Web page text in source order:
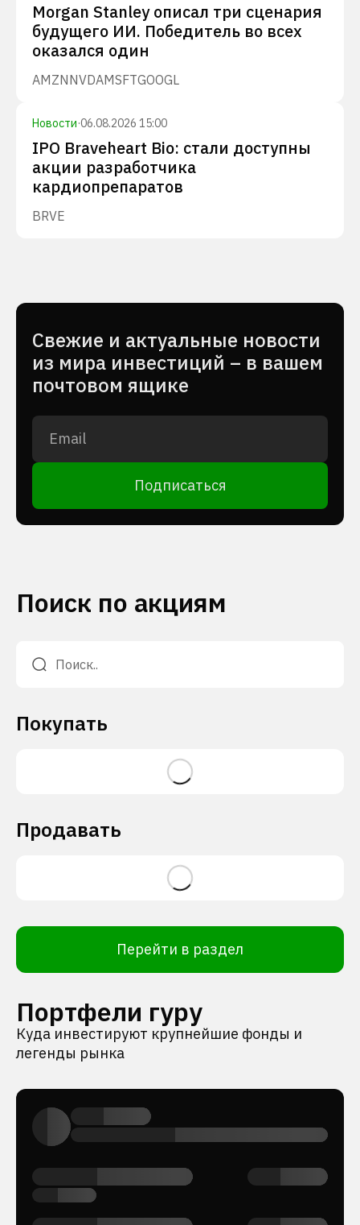
Morgan Stanley описал три сценария
будущего ИИ. Победитель во всех
оказался один
AMZNNVDAMSFTGOOGL
Новости·06.08.2026 15:00
IPO Braveheart Bio: стали доступны
акции разработчика
кардиопрепаратов
BRVE
Cвежие и актуальные новости
из мира инвестиций – в вашем
почтовом ящике
Подписаться
Поиск по акциям
Покупать
Продавать
Перейти в раздел
Портфели гуру
Куда инвестируют крупнейшие фонды и
легенды рынка